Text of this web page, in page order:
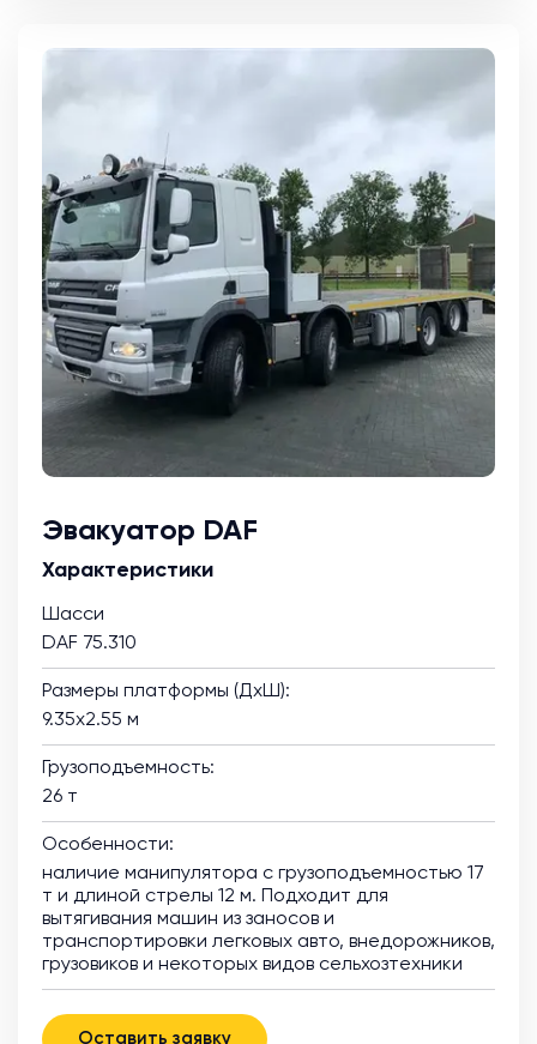
Эвакуатор DAF
Характеристики
Шасси
DAF 75.310
Размеры платформы (ДхШ):
9.35х2.55 м
Грузоподъемность:
26 т
Особенности:
наличие манипулятора с грузоподъемностью 17
т и длиной стрелы 12 м. Подходит для
вытягивания машин из заносов и
транспортировки легковых авто, внедорожников,
грузовиков и некоторых видов сельхозтехники
Оставить заявку